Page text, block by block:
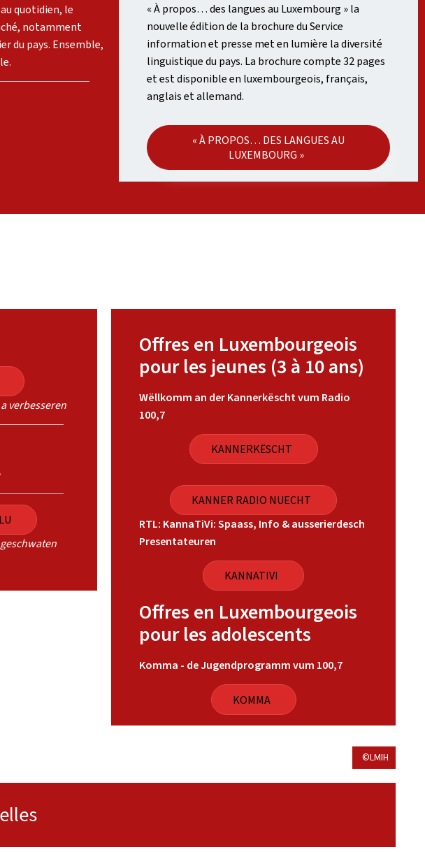
quotidien, le
notamment
du pays. Ensemble,
« À propos… des langues au Luxembourg » la
nouvelle édition de la brochure du Service
information et presse met en lumière la diversité
linguistique du pays. La brochure compte 32 pages
et est disponible en luxembourgeois, français,
anglais et allemand.
« À PROPOS… DES LANGUES AU
LUXEMBOURG »
verbesseren
Offres en Luxembourgeois
pour les jeunes (3 à 10 ans)
Wëllkomm an der Kannerkëscht vum Radio
100,7
KANNERKËSCHT
KANNER RADIO NUECHT
RTL: KannaTiVi: Spaass, Info & ausserierdesch
Presentateuren
KANNATIVI
Offres en Luxembourgeois
pour les adolescents
Komma - de Jugendprogramm vum 100,7
KOMMA
©LMIH